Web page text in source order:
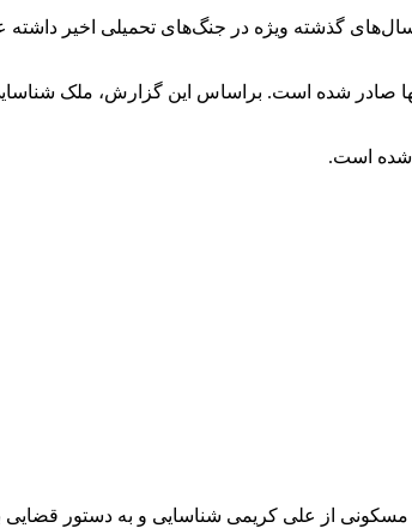
گذشته ویژه در جنگ‌های تحمیلی اخیر
شده است.
بنابراین گزارش، پیش از این نیز دو واحد تجاری و ۴ واحد مسکونی